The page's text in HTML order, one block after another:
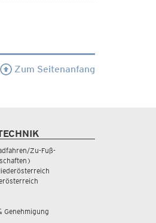
Zum Seitenanfang
Zu-Fuß-
Genehmigung